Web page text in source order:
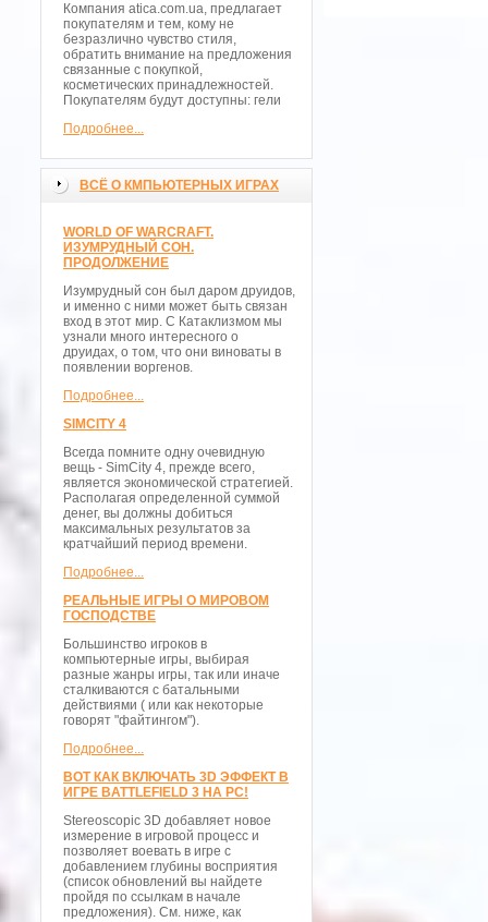
Компания atica.com.ua, предлагает
покупателям и тем, кому не
безразлично чувство стиля,
обратить внимание на предложения
связанные с покупкой,
косметических принадлежностей.
Покупателям будут доступны: гели
Подробнее...
ВСЁ О КМПЬЮТЕРНЫХ ИГРАХ
WORLD OF WARCRAFT.
ИЗУМРУДНЫЙ СОН.
ПРОДОЛЖЕНИЕ
Изумрудный сон был даром друидов,
и именно с ними может быть связан
вход в этот мир. С Катаклизмом мы
узнали много интересного о
друидах, о том, что они виноваты в
появлении воргенов.
Подробнее...
SIMCITY 4
Всегда помните одну очевидную
вещь - SimCity 4, прежде всего,
является экономической стратегией.
Располагая определенной суммой
денег, вы должны добиться
максимальных результатов за
кратчайший период времени.
Подробнее...
РЕАЛЬНЫЕ ИГРЫ О МИРОВОМ
ГОСПОДСТВЕ
Большинство игроков в
компьютерные игры, выбирая
разные жанры игры, так или иначе
сталкиваются с батальными
действиями ( или как некоторые
говорят "файтингом").
Подробнее...
ВОТ КАК ВКЛЮЧАТЬ 3D ЭФФЕКТ В
ИГРЕ BATTLEFIELD 3 НА PC!
Stereoscopic 3D добавляет новое
измерение в игровой процесс и
позволяет воевать в игре с
добавлением глубины восприятия
(список обновлений вы найдете
пройдя по ссылкам в начале
предложения). См. ниже, как